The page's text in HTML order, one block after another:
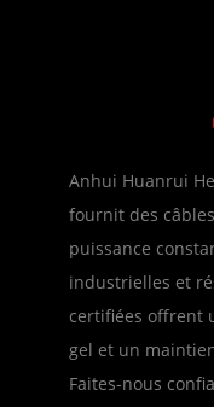
Anhui Huanrui
fournit des
puissance
industrielles et
certifiées offrent
gel et un
Faites-nous